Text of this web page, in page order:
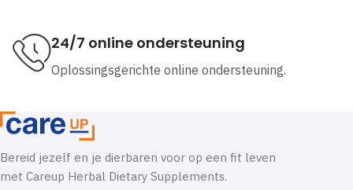
24/7 online ondersteuning
Oplossingsgerichte online ondersteuning.
Bereid jezelf en je dierbaren voor op een fit leven
met Careup Herbal Dietary Supplements.